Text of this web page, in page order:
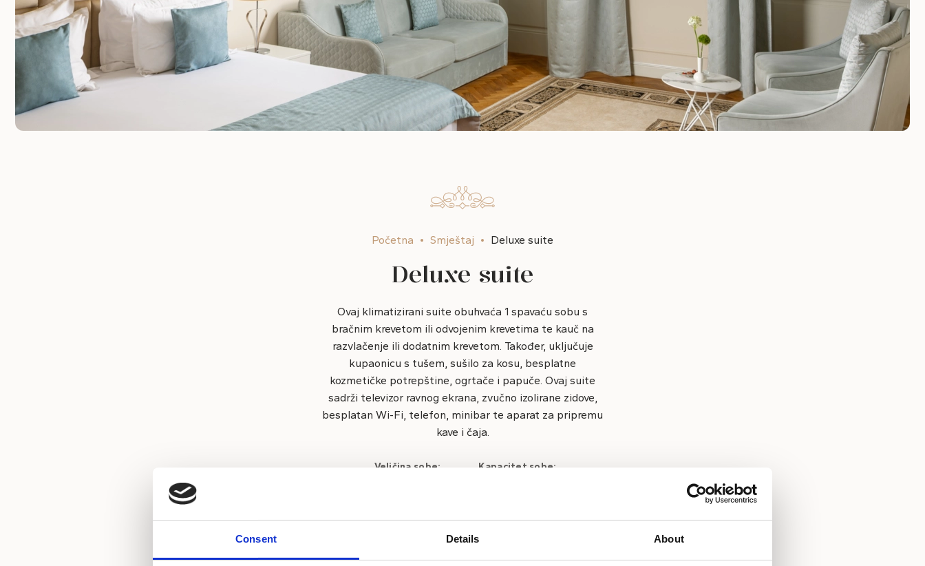
Consent Details About
Početna Smještaj Deluxe suite
Deluxe suite
Ovaj klimatizirani suite obuhvaća 1 spavaću sobu s
bračnim krevetom ili odvojenim krevetima te kauč na
razvlačenje ili dodatnim krevetom. Također, uključuje
kupaonicu s tušem, sušilo za kosu, besplatne
kozmetičke potrepštine, ogrtače i papuče. Ovaj suite
sadrži televizor ravnog ekrana, zvučno izolirane zidove,
besplatan Wi-Fi, telefon, minibar te aparat za pripremu
kave i čaja.
Veličina sobe: Kapacitet sobe:
Klima uređaj Pristup internetu Posluga u sobu